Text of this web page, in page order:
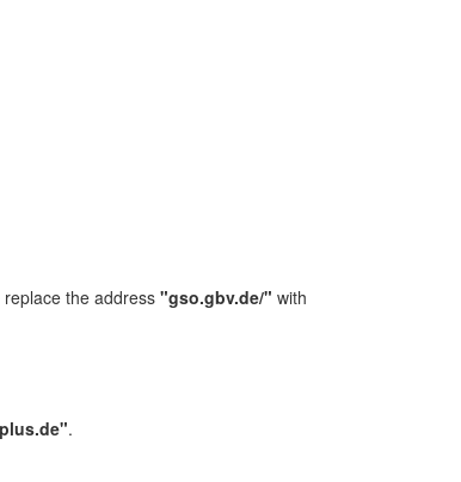
the address "gso.gbv.de/" with
.